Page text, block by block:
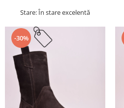
Stare: În stare excelentă
-30%